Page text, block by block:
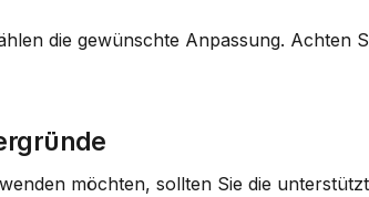
die gewünschte Anpassung. Achten
möchten, sollten Sie die